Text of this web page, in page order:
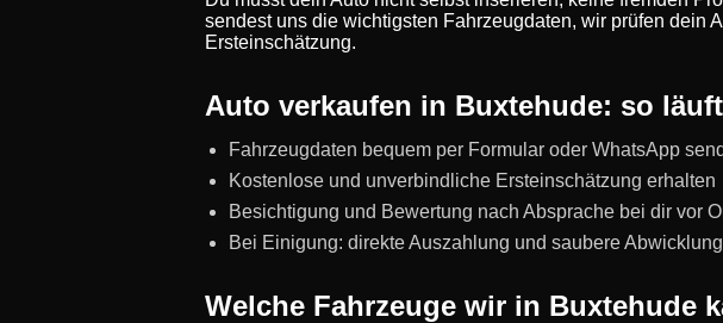
sendest uns die wichtigsten Fahrzeugdaten, wir prüfen dein
Ersteinschätzung.
Auto verkaufen in Buxtehude: so
Fahrzeugdaten bequem per Formular oder WhatsApp
Kostenlose und unverbindliche Ersteinschätzung erhalten
Besichtigung und Bewertung nach Absprache bei dir vor
Bei Einigung: direkte Auszahlung und saubere Abwicklung
Welche Fahrzeuge wir in Buxtehude